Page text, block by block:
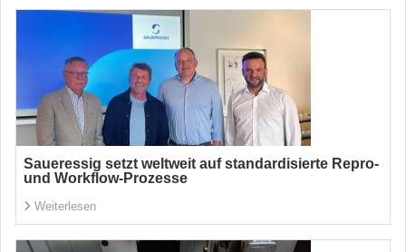
Saueressig setzt weltweit auf standardisierte Repro-
und Workflow-Prozesse
Weiterlesen